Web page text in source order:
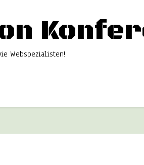
Webspezialisten!